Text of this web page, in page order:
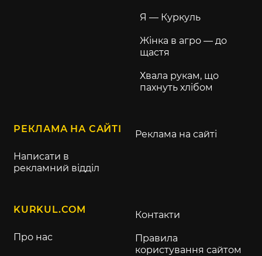
Я — Куркуль
Жінка в агро — до
щастя
Хвала рукам, що
пахнуть хлібом
РЕКЛАМА НА САЙТІ
Написати в
рекламний відділ
Реклама на сайті
KURKUL.COM
Про нас
Контакти
Правила
користування сайтом